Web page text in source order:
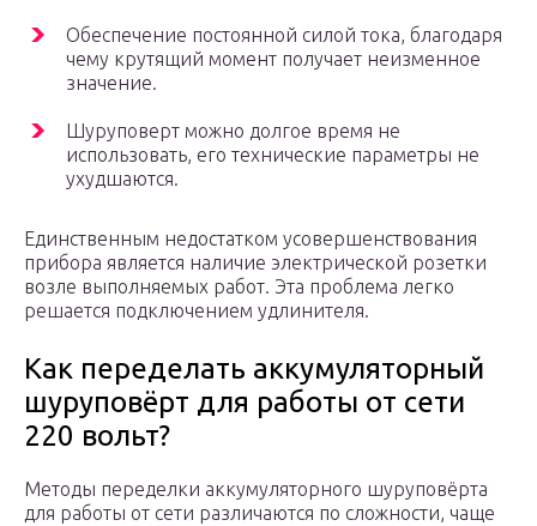
Обеспечение постоянной силой тока, благодаря
чему крутящий момент получает неизменное
значение.
Шуруповерт можно долгое время не
использовать, его технические параметры не
ухудшаются.
Единственным недостатком усовершенствования
прибора является наличие электрической розетки
возле выполняемых работ. Эта проблема легко
решается подключением удлинителя.
Как переделать аккумуляторный
шуруповёрт для работы от сети
220 вольт?
Методы переделки аккумуляторного шуруповёрта
для работы от сети различаются по сложности, чаще